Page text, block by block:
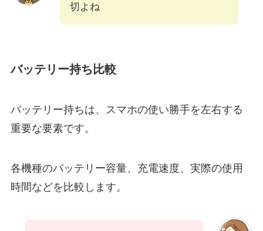
切よね
バッテリー持ち比較
バッテリー持ちは、スマホの使い勝手を左右する
重要な要素です。
各機種のバッテリー容量、充電速度、実際の使用
時間などを比較します。